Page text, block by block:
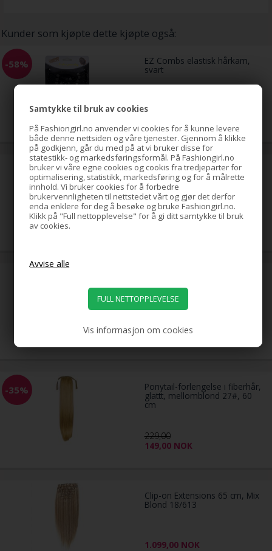
Samtykke til bruk av cookies
På Fashiongirl.no anvender vi cookies for å kunne levere
både denne nettsiden og våre tjenester. Gjennom å klikke
på godkjenn, går du med på at vi bruker disse for
statestikk- og markedsføringsformål. På Fashiongirl.no
bruker vi våre egne cookies og cookis fra tredjeparter for
optimalisering, statistikk, markedsføring og for å målrette
innhold. Vi bruker cookies for å forbedre
brukervennligheten til nettstedet vårt og gjør det derfor
enda enklere for deg å besøke og bruke Fashiongirl.no.
Klikk på "Full nettopplevelse" for å gi ditt samtykke til bruk
av cookies.
Vis informasjon om cookies
Kunder som kjøpte dette kjøpte også:
-58% EZ Combs elastisk hårkam,
svart
69,00
Clip-on Hairextensions 60#
Platinblond 65 cm
1.099,00 NOK
lysblond 27/613#, 65 cm
1.099,00 NOK
-35% Ponytail-forlengelse i fiberhår,
glattt, mellomblond 27#, 60
cm
229,00
149,00 NOK
Clip-on Extensions 65 cm, Mix
Blond 18/613
1.099,00 NOK